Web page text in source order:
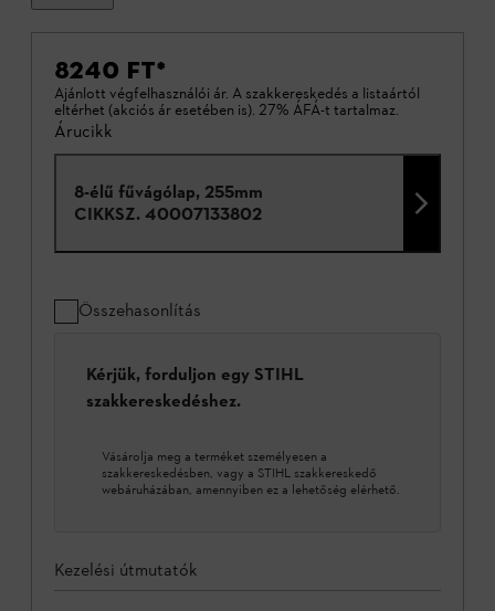
8240 FT*
Ajánlott végfelhasználói ár. A szakkereskedés a listaártól
eltérhet (akciós ár esetében is). 27% ÁFÁ-t tartalmaz.
Árucikk
8-élű fűvágólap, 255mm
CIKKSZ. 40007133802
Összehasonlítás
Kérjük, forduljon egy STIHL
szakkereskedéshez.
Vásárolja meg a terméket személyesen a
szakkereskedésben, vagy a STIHL szakkereskedő
webáruházában, amennyiben ez a lehetőség elérhető.
Kezelési útmutatók